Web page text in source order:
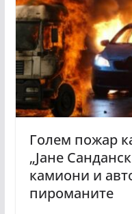
Голем пожар
„Јане
камиони и
пироманите